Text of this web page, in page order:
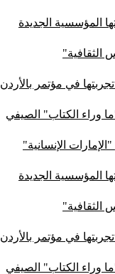
المؤسسية الجديدة
الثقافية"
في مؤتمر بالأردن
وراء الكتاب" الصيفي
المؤسسية الجديدة
الثقافية"
في مؤتمر بالأردن
وراء الكتاب" الصيفي